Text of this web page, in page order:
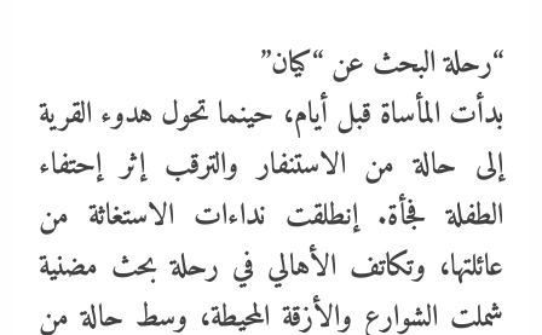
“​رحلة البحث عن “كيان”
​بدأت المأساة قبل أيام، حينما تحول هدوء القرية
إلى حالة من الاستنفار والترقب إثر إحتفاء
الطفلة فجأة. إنطلقت نداءات الاستغاثة من
عائلتها، وتكاتف الأهالي في رحلة بحث مضنية
شملت الشوارع والأزقة المحيطة، وسط حالة من